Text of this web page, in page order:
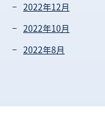
2022年12月
2022年10月
2022年8月